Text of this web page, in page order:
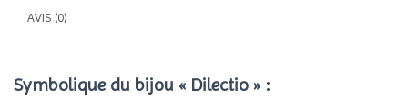
AVIS (0)
Symbolique du bijou « Dilectio » :